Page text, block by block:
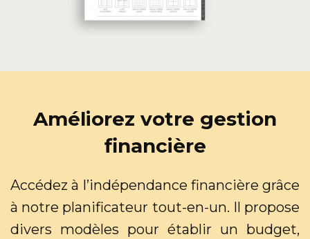
Améliorez votre gestion
financière
Accédez à l’indépendance financière grâce
à notre planificateur tout-en-un. Il propose
divers modèles pour établir un budget,